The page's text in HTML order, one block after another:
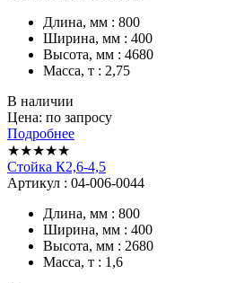
Длина, мм : 800
Ширина, мм : 400
Высота, мм : 4680
Масса, т : 2,75
В наличии
Цена: по запросу
Подробнее
★★★★★
Стойка К2,6-4,5
Артикул : 04-006-0044
Длина, мм : 800
Ширина, мм : 400
Высота, мм : 2680
Масса, т : 1,6